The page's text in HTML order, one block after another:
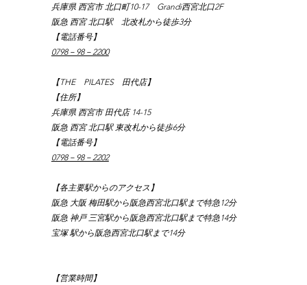
兵庫県 西宮市 北口町10-17　Grandi西宮北口2F
阪急 西宮 北口駅　北改札から徒歩3分
【電話番号】
0798－98－2200
【THE　PILATES　田代店】
【住所】
兵庫県 西宮市 田代店 14-15
阪急 西宮 北口駅 東改札から徒歩6分
【電話番号】
0798－98－2202
【各主要駅からのアクセス】
阪急 大阪 梅田駅から阪急西宮北口駅まで特急12分
阪急 神戸 三宮駅から阪急西宮北口駅まで特急14分
宝塚 駅から阪急西宮北口駅まで14分
【営業時間】